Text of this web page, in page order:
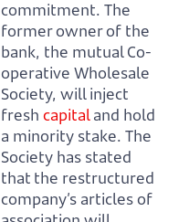
commitment. The
former owner of the
bank, the mutual Co-
operative Wholesale
Society, will inject
fresh capitaland hold
a minority stake. The
Society has stated
that the restructured
company’s articles of